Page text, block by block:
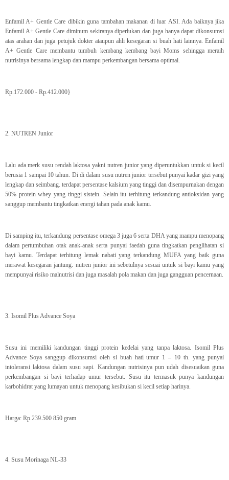
Enfamil A+ Gentle Care dibikin guna tambahan makanan di luar ASI. Ada baiknya jika
Enfamil A+ Gentle Care diminum sekiranya diperlukan dan juga hanya dapat dikonsumsi
atas arahan dan juga petujuk dokter ataupun ahli kesegaran si buah hati lainnya. Enfamil
A+ Gentle Care membantu tumbuh kembang kembang bayi Moms sehingga meraih
nutrisinya bersama lengkap dan mampu perkembangan bersama optimal.
Rp.172.000 - Rp.412.000}
2. NUTREN Junior
Lalu ada merk susu rendah laktosa yakni nutren junior yang diperuntukkan untuk si kecil
berusia 1 sampai 10 tahun. Di di dalam susu nutren junior tersebut punyai kadar gizi yang
lengkap dan seimbang. terdapat persentase kalsium yang tinggi dan disempurnakan dengan
50% protein whey yang tinggi sistein. Selain itu terhitung terkandung antioksidan yang
sanggup membantu tingkatkan energi tahan pada anak kamu.
Di samping itu, terkandung persentase omega 3 juga 6 serta DHA yang mampu menopang
dalam pertumbuhan otak anak-anak serta punyai faedah guna tingkatkan penglihatan si
bayi kamu. Terdapat terhitung lemak nabati yang terkandung MUFA yang baik guna
merawat kesegaran jantung. nutren junior ini sebetulnya sesuai untuk si bayi kamu yang
mempunyai risiko malnutrisi dan juga masalah pola makan dan juga gangguan pencernaan.
3. Isomil Plus Advance Soya
Susu ini memiliki kandungan tinggi protein kedelai yang tanpa laktosa. Isomil Plus
Advance Soya sanggup dikonsumsi oleh si buah hati umur 1 – 10 th. yang punyai
intoleransi laktosa dalam susu sapi. Kandungan nutrisinya pun udah disesuaikan guna
perkembangan si bayi terhadap umur tersebut. Susu itu termasuk punya kandungan
karbohidrat yang lumayan untuk menopang kesibukan si kecil setiap harinya.
Harga: Rp.239.500 850 gram
4. Susu Morinaga NL-33